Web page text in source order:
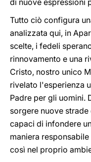
di nuove espressioni
Tutto ciò configura
analizzata qui, in
scelte, i fedeli
rinnovamento e una
Cristo, nostro unico
rivelato l'esperienza
Padre per gli uomini.
sorgere nuove
capaci di infondere
maniera
così nel proprio